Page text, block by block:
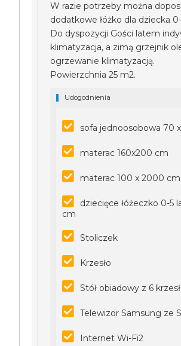
W razie potrzeby można
dodatkowe łóżko dla dziecka
Do dyspozycji Gości latem
klimatyzacja, a zimą grzejnik
ogrzewanie klimatyzacją.
Powierzchnia 25 m2.
Udogodnienia
sofa jednoosobowa 70
materac 160x200 cm
materac 100 x 2000 cm
dziecięce łóżeczko 0-5
cm
Stoliczek
Krzesło
Stół obiadowy z 6
Telewizor Samsung ze
Internet Wi-Fi2